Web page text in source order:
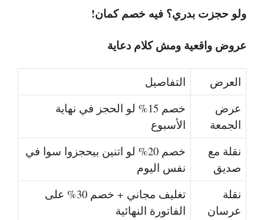
ولو حجزت بدري؟ فيه خصم كمان!
عروض واقعية ومش كلام دعاية
العرض
التفاصيل
عرض
الجمعة
خصم 15% لو الحجز في نهاية
الأسبوع
نقلة مع
صديق
خصم 20% لو اتنين بيحجزوا سوا في
نفس اليوم
نقلة
عرسان
تغليف مجاني + خصم 30% على
الفاتورة النهائية